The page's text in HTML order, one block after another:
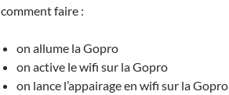
comment faire :
on allume la Gopro
on active le wifi sur la Gopro
on lance l’appairage en wifi sur la Gopro